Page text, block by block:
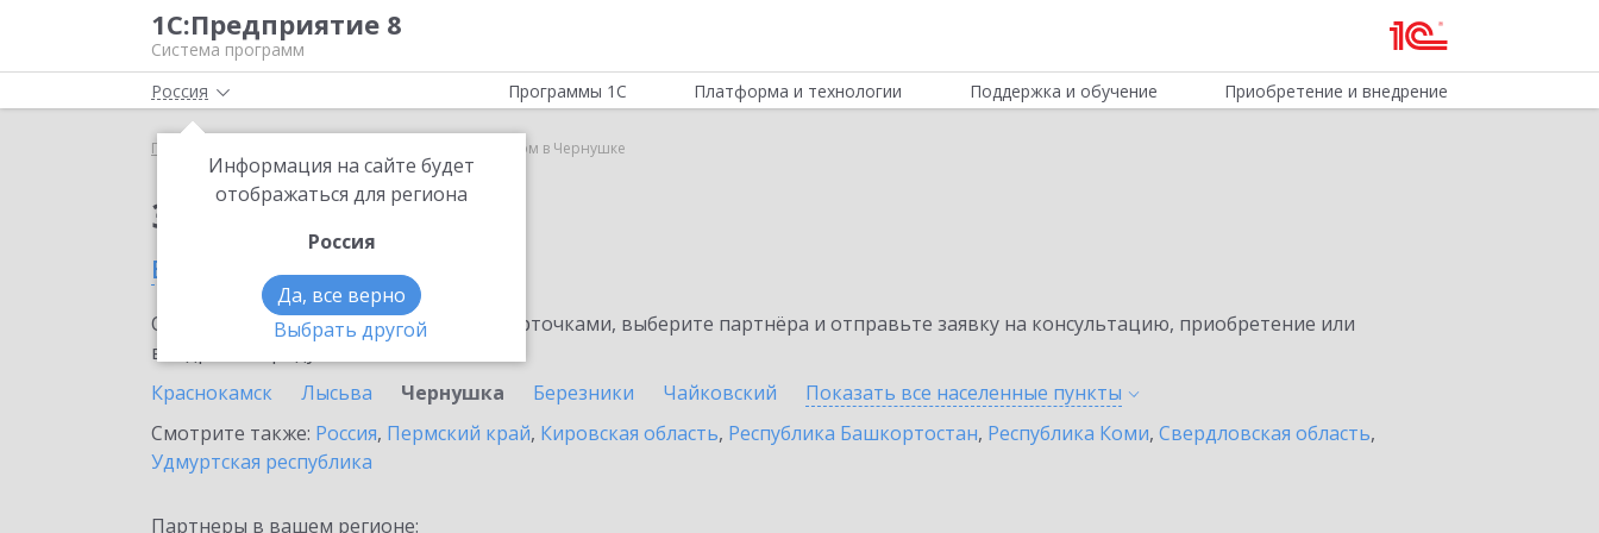
1С:Предприятие 8
Система программ
Россия
Информация на сайте будет
отображаться для региона
Россия
Да, все верно
Выбрать другой
Программы 1С Платформа и технологии Поддержка и обучение Приобретение и внедрение
Главная 1С-Такском в Чернушке
Заказать 1С-Такском
в Чернушке
Ознакомьтесь с информационными карточками, выберите партнёра и отправьте заявку на консультацию, приобретение или
внедрение продукта.
Краснокамск
Лысьва Чернушка Березники Чайковский Показать все населенные пункты
Смотрите также: Россия, Пермский край, Кировская область, Республика Башкортостан, Республика Коми, Свердловская область,
Удмуртская республика
Партнеры в вашем регионе: